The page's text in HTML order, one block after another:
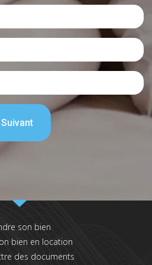
son bien
bien en location
des documents